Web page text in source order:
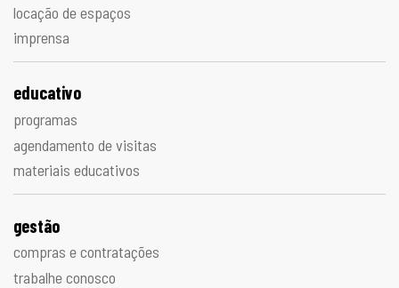
locação de espaços
imprensa
educativo
programas
agendamento de visitas
materiais educativos
gestão
compras e contratações
trabalhe conosco